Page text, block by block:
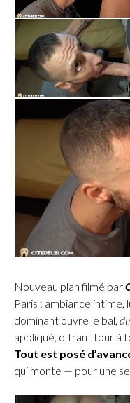
Nouveau plan filmé par
Paris : ambiance intime,
dominant ouvre le bal,
appliqué, offrant tour à
Tout est posé
qui monte — pour une